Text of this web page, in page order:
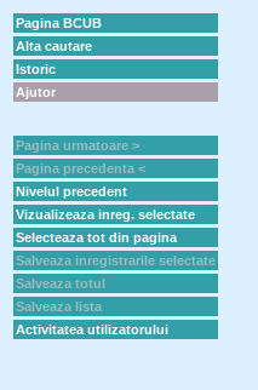
Pagina BCUB
Alta cautare
Istoric
Ajutor
Pagina urmatoare >
Pagina precedenta <
Nivelul precedent
Vizualizeaza inreg. selectate
Selecteaza tot din pagina
Salveaza inregistrarile selectate
Salveaza totul
Salveaza lista
Activitatea utilizatorului